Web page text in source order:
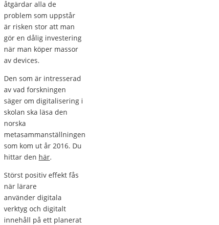
åtgärdar alla de
problem som uppstår
är risken stor att man
gör en dålig investering
när man köper massor
av devices.
Den som är intresserad
av vad forskningen
säger om digitalisering i
skolan ska läsa den
norska
metasammanställningen
som kom ut år 2016. Du
hittar den här.
Störst positiv effekt fås
när lärare
använder digitala
verktyg och digitalt
innehåll på ett planerat